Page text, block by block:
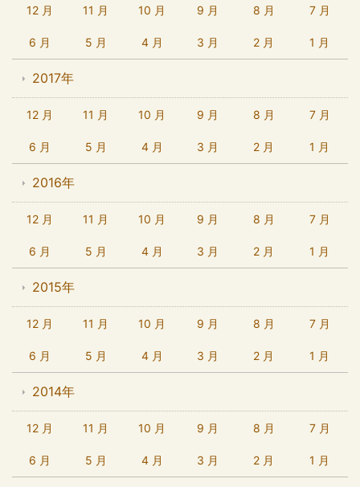
12 月 11 月 10 月 9 月 8 月 7 月
6 月 5 月 4 月 3 月 2 月 1 月
2017年
12 月 11 月 10 月 9 月 8 月 7 月
6 月 5 月 4 月 3 月 2 月 1 月
2016年
12 月 11 月 10 月 9 月 8 月 7 月
6 月 5 月 4 月 3 月 2 月 1 月
2015年
12 月 11 月 10 月 9 月 8 月 7 月
6 月 5 月 4 月 3 月 2 月 1 月
2014年
12 月 11 月 10 月 9 月 8 月 7 月
6 月 5 月 4 月 3 月 2 月 1 月